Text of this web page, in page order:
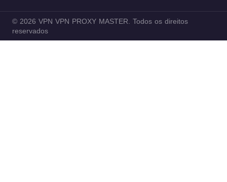
© 2026 VPN VPN PROXY MASTER. Todos os direitos
reservados